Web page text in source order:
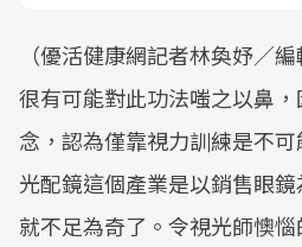
（優活健康網記者林奐妤／
很有可能對此功法嗤之以鼻
念，認為僅靠視力訓練是不
光配鏡這個產業是以銷售眼
就不足為奇了。令視光師懊